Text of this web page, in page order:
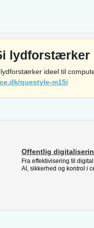
lydforstærker
ideel til
questyle-m15i
Offentlig
Fra effektivisering til
AI, sikkerhed og kontrol i